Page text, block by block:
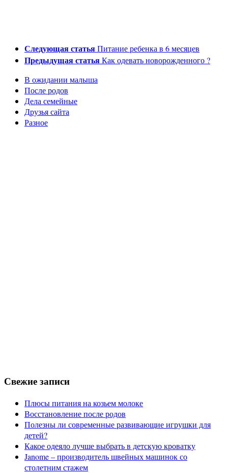
Следующая статьяПитание ребенка в 6 месяцев
Предыдущая статьяКак одевать новорожденного ?
В ожидании малыша
После родов
Дела семейные
Друзья сайта
Разное
Свежие записи
Плюсы питания на козьем молоке
Восстановление после родов
Полезны ли современные развивающие игрушки для
детей?
Какое одеяло лучше выбрать в детскую кроватку
Janome – производитель швейных машинок со
столетним стажем